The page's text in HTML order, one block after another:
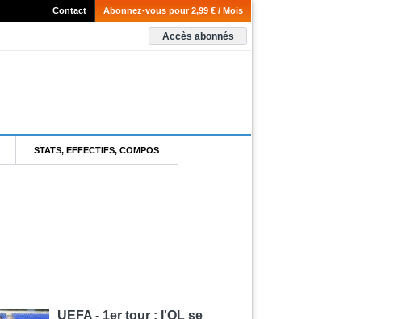
Abonnez-vous pour 2,99 € / Mois
Contact
Accès abonnés
STATS, EFFECTIFS, COMPOS
UEFA - 1er tour : l'OL se